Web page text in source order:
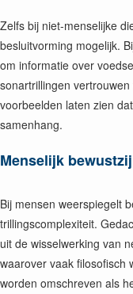
Zelfs bij niet-menselijke
besluitvorming mogelijk.
om informatie over
sonartrillingen
voorbeelden laten zien
samenhang.
Menselijk
Bij mensen weerspiegelt
trillingscomplexiteit.
uit de wisselwerking van
waarover vaak filosofisch
worden omschreven als